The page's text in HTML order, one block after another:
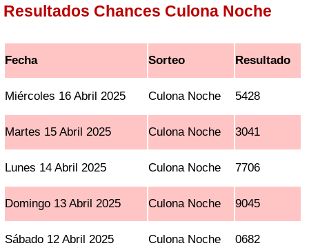
Resultados Chances Culona Noche
Fecha Sorteo Resultado
Miércoles 16 Abril 2025 Culona Noche 5428
Martes 15 Abril 2025 Culona Noche 3041
Lunes 14 Abril 2025 Culona Noche 7706
Domingo 13 Abril 2025 Culona Noche 9045
Sábado 12 Abril 2025 Culona Noche 0682